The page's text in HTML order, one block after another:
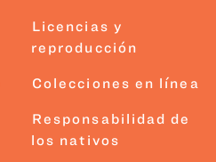
Licencias y
reproducción
Colecciones en línea
Responsabilidad de
los nativos